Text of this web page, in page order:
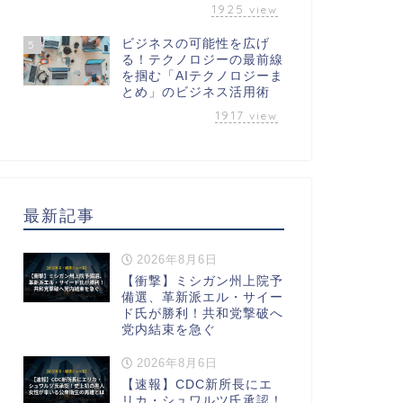
1925 view
5
ビジネスの可能性を広げ
る！テクノロジーの最前線
を掴む「AIテクノロジーま
とめ」のビジネス活用術
1917 view
最新記事
2026年8月6日
【衝撃】ミシガン州上院予
備選、革新派エル・サイー
ド氏が勝利！共和党撃破へ
党内結束を急ぐ
2026年8月6日
【速報】CDC新所長にエ